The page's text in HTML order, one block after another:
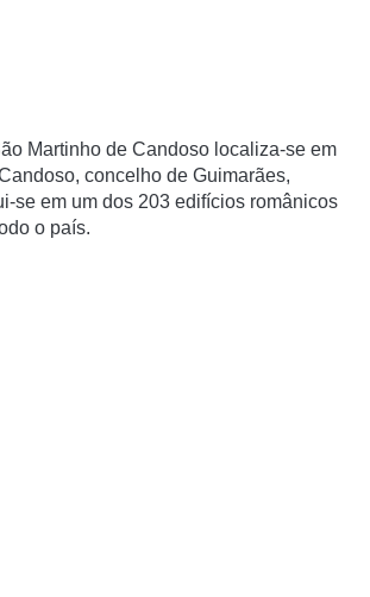
Martinho de Candoso localiza-se em
concelho de Guimarães,
se em um dos 203 edifí­cios românicos
o paí­s.